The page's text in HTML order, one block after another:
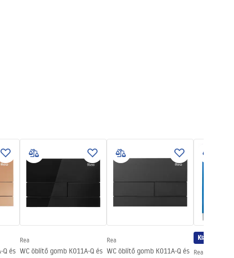
Q és
Rea
WC öblítő gomb K011A-Q és
Rea
WC öblítő gomb K011A-Q és
Kiárusítás
Rea